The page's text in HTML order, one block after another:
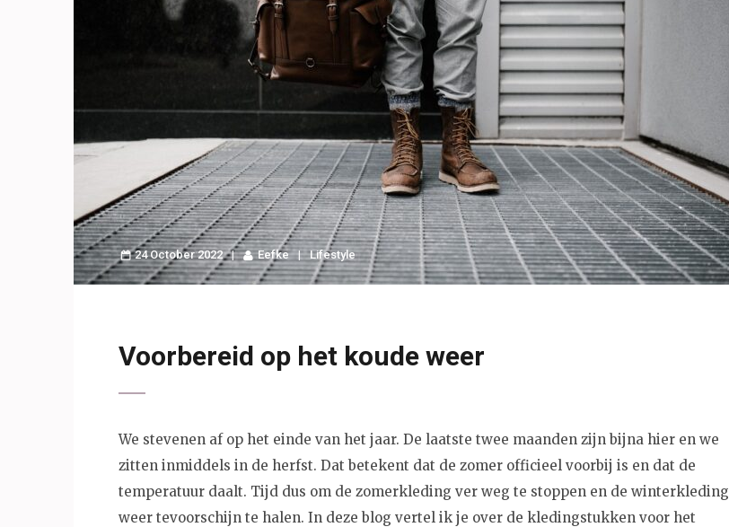
24 October 2022 Eefke Lifestyle
Voorbereid op het koude weer
We stevenen af op het einde van het jaar. De laatste twee maanden zijn bijna hier en we
zitten inmiddels in de herfst. Dat betekent dat de zomer officieel voorbij is en dat de
temperatuur daalt. Tijd dus om de zomerkleding ver weg te stoppen en de winterkleding
weer tevoorschijn te halen. In deze blog vertel ik je over de kledingstukken voor het